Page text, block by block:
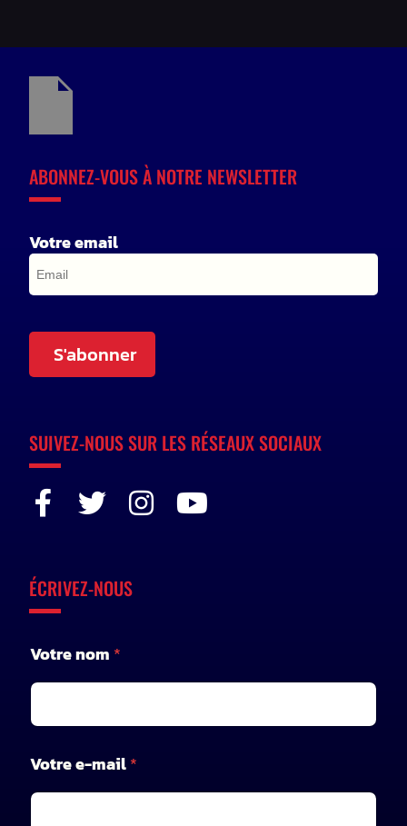
ABONNEZ-VOUS À NOTRE NEWSLETTER
Votre email
S'abonner
SUIVEZ-NOUS SUR LES RÉSEAUX SOCIAUX
ÉCRIVEZ-NOUS
*
e
m
i
l
Votre nom *
Votre e-mail*